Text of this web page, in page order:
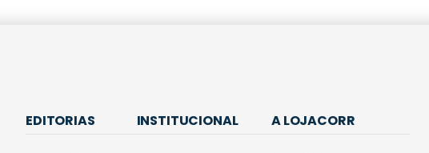
EDITORIAS INSTITUCIONAL A LOJACORR